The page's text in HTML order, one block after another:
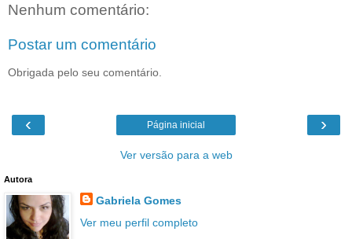
Nenhum comentário:
Postar um comentário
Obrigada pelo seu comentário.
‹ ›
Página inicial
Ver versão para a web
Autora
Gabriela Gomes
Ver meu perfil completo